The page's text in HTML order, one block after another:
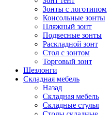
Зонты с логотипом
Консольные зонты
Пляжный зонт
Подвесные зонты
Раскладной зонт
Стол с зонтом
Торговый зонт
Шезлонги
Складная мебель
Назад
Складная мебель
Складные стулья